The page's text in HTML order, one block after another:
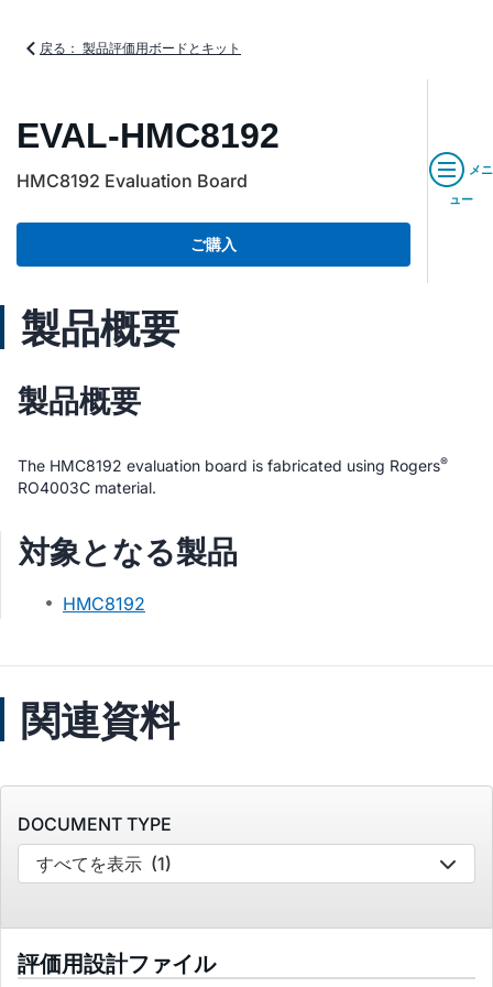
戻る： 製品評価用ボードとキット
EVAL-HMC8192
HMC8192 Evaluation Board
ご購入
メニ
ュー
製品概要
製品概要
The HMC8192 evaluation board is fabricated using Rogers®
RO4003C material.
対象となる製品
HMC8192
関連資料
DOCUMENT TYPE
すべてを表示 (1)
評価用設計ファイル